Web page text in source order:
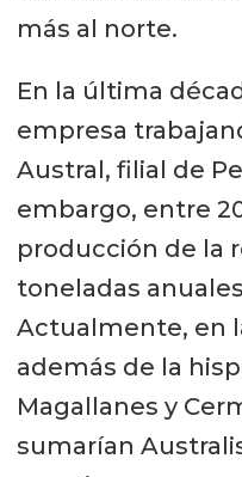
más al norte.
En la última
empresa
Austral, filial de
embargo, entre
producción de la
toneladas
Actualmente, en
además de la
Magallanes y
sumarían